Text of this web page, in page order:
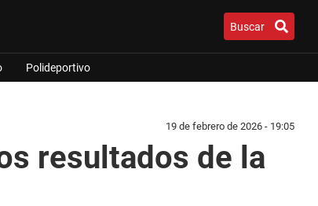
Buscar
Polideportivo
19 de febrero de 2026 - 19:05
resultados de la